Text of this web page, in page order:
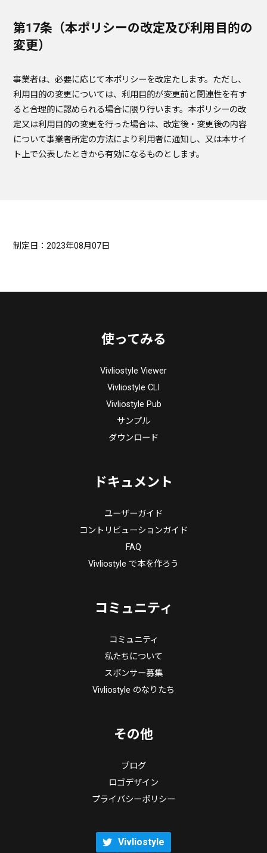
第17条（本ポリシーの改定及び利用目的の
変更）
事業者は、必要に応じて本ポリシーを改定たします。ただし、
利用目的の変更については、利用目的が変更前と関連性を有す
ると合理的に認められる場合に限り行います。本ポリシーの改
定又は利用目的の変更を行った場合は、改定後・変更後の内容
について事業者所定の方法により利用者に通知し、又は本サイ
ト上で公表したときから有効になるものとします。
制定日：2023年08月07日
使ってみる
Vivliostyle Viewer
Vivliostyle CLI
Vivliostyle Pub
サンプル
ダウンロード
ドキュメント
ユーザーガイド
コントリビューションガイド
FAQ
Vivliostyle で本を作ろう
コミュニティ
コミュニティ
私たちについて
スポンサー募集
Vivliostyle のなりたち
その他
ブログ
ロゴデザイン
プライバシーポリシー
Vivliostyle